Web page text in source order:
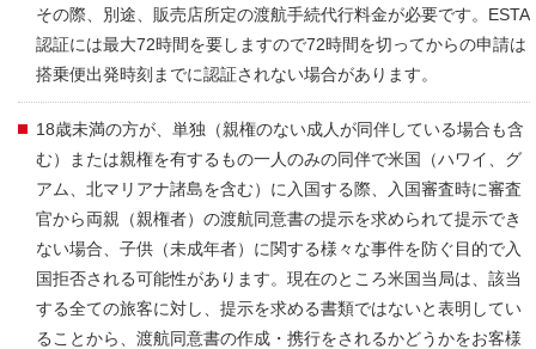
その際、別途、販売店所定の渡航手続代行料金が必要です。ESTA
認証には最大72時間を要しますので72時間を切ってからの申請は
搭乗便出発時刻までに認証されない場合があります。
18歳未満の方が、単独（親権のない成人が同伴している場合も含
む）または親権を有するもの一人のみの同伴で米国（ハワイ、グ
アム、北マリアナ諸島を含む）に入国する際、入国審査時に審査
官から両親（親権者）の渡航同意書の提示を求められて提示でき
ない場合、子供（未成年者）に関する様々な事件を防ぐ目的で入
国拒否される可能性があります。現在のところ米国当局は、該当
する全ての旅客に対し、提示を求める書類ではないと表明してい
ることから、渡航同意書の作成・携行をされるかどうかをお客様